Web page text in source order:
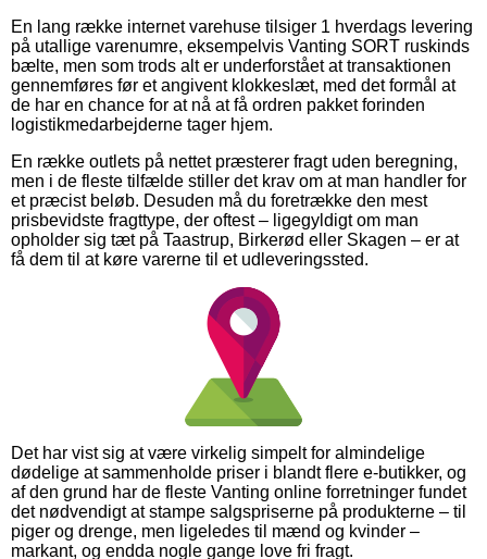
En lang række internet varehuse tilsiger 1 hverdags levering
på utallige varenumre, eksempelvis Vanting SORT ruskinds
bælte, men som trods alt er underforstået at transaktionen
gennemføres før et angivent klokkeslæt, med det formål at
de har en chance for at nå at få ordren pakket forinden
logistikmedarbejderne tager hjem.
En række outlets på nettet præsterer fragt uden beregning,
men i de fleste tilfælde stiller det krav om at man handler for
et præcist beløb. Desuden må du foretrække den mest
prisbevidste fragttype, der oftest – ligegyldigt om man
opholder sig tæt på Taastrup, Birkerød eller Skagen – er at
få dem til at køre varerne til et udleveringssted.
Det har vist sig at være virkelig simpelt for almindelige
dødelige at sammenholde priser i blandt flere e-butikker, og
af den grund har de fleste Vanting online forretninger fundet
det nødvendigt at stampe salgspriserne på produkterne – til
piger og drenge, men ligeledes til mænd og kvinder –
markant, og endda nogle gange love fri fragt.